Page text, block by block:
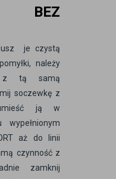
BEZ
je czystą
należy
z tą samą
soczewkę z
ją w
wypełnionym
aż do linii
czynność z
zamknij